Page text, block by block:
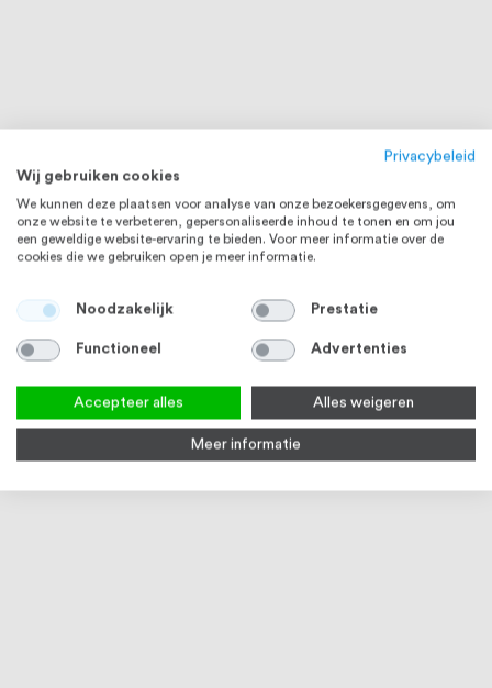
RVS 304
571 RVS (A2) 10 stuks
(A4)
Privacybeleid
Wij gebruiken cookies
We kunnen deze plaatsen voor analyse van onze bezoekersgegevens, om
onze website te verbeteren, gepersonaliseerde inhoud te tonen en om jou
een geweldige website-ervaring te bieden. Voor meer informatie over de
cookies die we gebruiken open je meer informatie.
Noodzakelijk Prestatie
Functioneel Advertenties
Accepteer alles Alles weigeren
Meer informatie